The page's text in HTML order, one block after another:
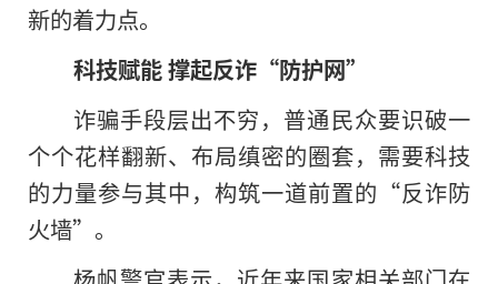
新的着力点。
科技赋能 撑起反诈“防护网”
诈骗手段层出不穷，普通民众要识破一
个个花样翻新、布局缜密的圈套，需要科技
的力量参与其中，构筑一道前置的“反诈防
火墙”。